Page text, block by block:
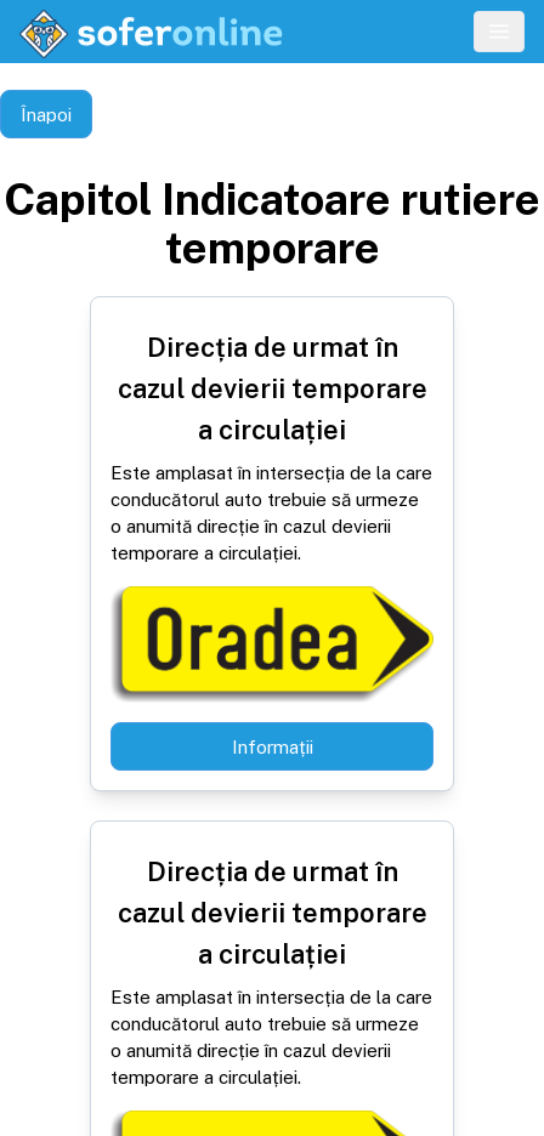
Înapoi
Capitol Indicatoare rutiere
temporare
Direcția de urmat în
cazul devierii temporare
a circulației
Este amplasat în intersecția de la care
conducătorul auto trebuie să urmeze
o anumită direcție în cazul devierii
temporare a circulației.
Informații
Direcția de urmat în
cazul devierii temporare
a circulației
Este amplasat în intersecția de la care
conducătorul auto trebuie să urmeze
o anumită direcție în cazul devierii
temporare a circulației.